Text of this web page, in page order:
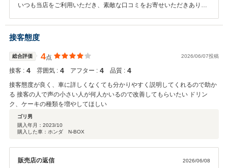
いつも当店をご利用いただき、素敵な口コミをお寄せいただきありが
ソリンサービスがなくなり、物足りなさを感じさせてしまい大変心苦
しく思っております。あの時のワクワク感をまたお届けできるよう、
新しい企画を社内で検討してまいります。 現在は、お車を長く安心し
てお乗りいただくための「確かな整備・アフターフォロー」と「普段
の気軽なカフェ空間」をより磨き上げております。 「大きな不満はな
い」と言っていただけた信頼を大切に、これからもお客様のカーライ
フの安心を全力で守ってまいりますので、引き続きどうぞよろしくお
願いいたします。
接客態度
総合評価 4点 2026/06/07投稿
接客 : 4 雰囲気 : 4 アフター : 4 品質 : 4
接客態度が良く、車に詳しくなくても分かりやすく説明してくれるので助か
る 接客の人で声の小さい人が何人かいるので改善してもらいたい ドリン
ク、ケーキの種類を増やしてほしい
ゴリ男
購入年月： 2023/10
購入した車：ホンダ N-BOX
販売店の返信 2026/06/08